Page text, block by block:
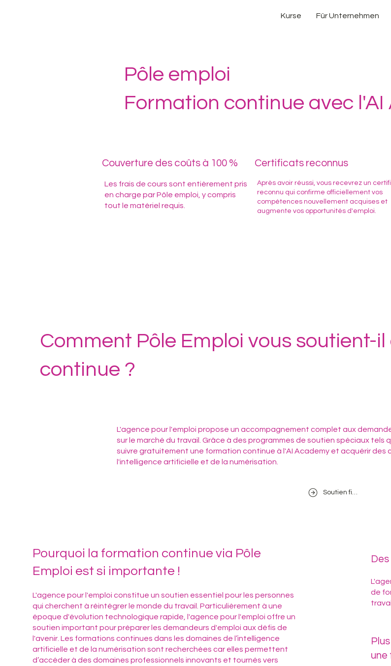
Kurse Für Unternehmen
Les frais de cours sont entièrement pris
en charge par Pôle emploi, y compris
tout le matériel requis.
Couverture des coûts à 100 %
Après avoir réussi, vous recevrez un
reconnu qui confirme officiellement vos
compétences nouvellement acquises et
augmente vos opportunités d'emploi.
Certificats reconnus
Pôle emploi
Formation continue avec
Comment Pôle Emploi vous soutient-
continue ?
L'agence pour l'emploi propose un accompagnement complet aux
sur le marché du travail. Grâce à des programmes de soutien spéciaux tels
suivre gratuitement une formation continue à l'AI Academy et acquérir des
l'intelligence artificielle et de la numérisation.
Soutien financier
Pourquoi la formation continue via Pôle
Emploi est si importante !
L'agence pour l'emploi constitue un soutien essentiel pour les personnes
qui cherchent à réintégrer le monde du travail. Particulièrement à une
époque d'évolution technologique rapide, l'agence pour l'emploi offre un
soutien important pour préparer les demandeurs d'emploi aux défis de
l'avenir. Les formations continues dans les domaines de l’intelligence
artificielle et de la numérisation sont recherchées car elles permettent
d’accéder à des domaines professionnels innovants et tournés vers
de
une